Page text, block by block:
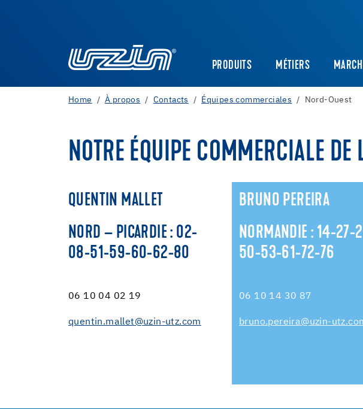
PRODUITS MÉTIERS
Home À propos Contacts Équipes commerciales Nord-Ouest
NOTRE ÉQUIPE COMMERCIALE DE
QUENTIN MALLET
NORD – PICARDIE : 02-
08-51-59-60-62-80
06 10 04 02 19
quentin.mallet@uzin-utz.com
BRUNO PEREIRA
NORMANDIE : 14-27-
50-53-61-72-76
06 10 14 30 87
bruno.pereira@uzin-